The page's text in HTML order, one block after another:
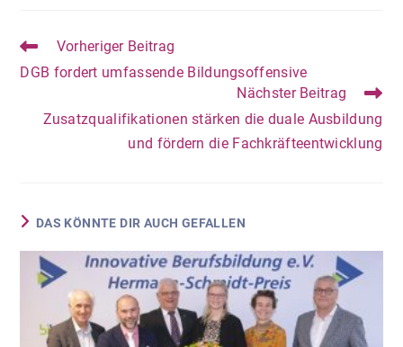
Vorheriger Beitrag
DGB fordert umfassende Bildungsoffensive
Nächster Beitrag
Zusatzqualifikationen stärken die duale Ausbildung
und fördern die Fachkräfteentwicklung
DAS KÖNNTE DIR AUCH GEFALLEN